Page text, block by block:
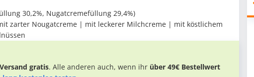
30,2%, Nugatcremefüllung 29,4%)
zarter Nougatcreme | mit leckerer Milchcreme | mit köstlichem
gratis. Alle anderen auch, wenn ihr über 49€ Bestellwert